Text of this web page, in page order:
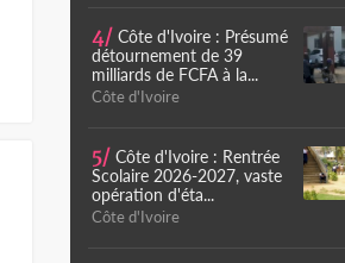
4/ Côte d'Ivoire : Présumé
détournement de 39
milliards de FCFA à la...
Côte d'Ivoire
5/ Côte d'Ivoire : Rentrée
Scolaire 2026-2027, vaste
opération d'éta...
Côte d'Ivoire